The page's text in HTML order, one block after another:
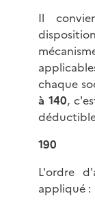
Il
chaque
à 140,
190
L'ordre
appliqué :